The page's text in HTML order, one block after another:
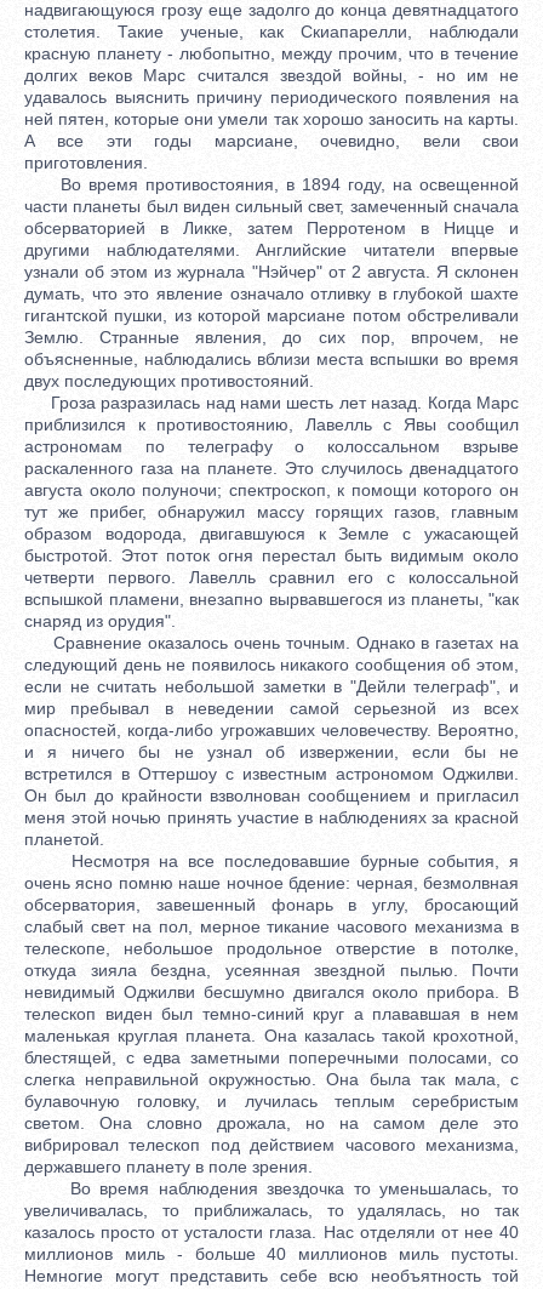
надвигающуюся грозу еще задолго до конца девятнадцатого
столетия. Такие ученые, как Скиапарелли, наблюдали
красную планету - любопытно, между прочим, что в течение
долгих веков Марс считался звездой войны, - но им не
удавалось выяснить причину периодического появления на
ней пятен, которые они умели так хорошо заносить на карты.
А все эти годы марсиане, очевидно, вели свои
приготовления.
Во время противостояния, в 1894 году, на освещенной
части планеты был виден сильный свет, замеченный сначала
обсерваторией в Ликке, затем Перротеном в Ницце и
другими наблюдателями. Английские читатели впервые
узнали об этом из журнала "Нэйчер" от 2 августа. Я склонен
думать, что это явление означало отливку в глубокой шахте
гигантской пушки, из которой марсиане потом обстреливали
Землю. Странные явления, до сих пор, впрочем, не
объясненные, наблюдались вблизи места вспышки во время
двух последующих противостояний.
Гроза разразилась над нами шесть лет назад. Когда Марс
приблизился к противостоянию, Лавелль с Явы сообщил
астрономам по телеграфу о колоссальном взрыве
раскаленного газа на планете. Это случилось двенадцатого
августа около полуночи; спектроскоп, к помощи которого он
тут же прибег, обнаружил массу горящих газов, главным
образом водорода, двигавшуюся к Земле с ужасающей
быстротой. Этот поток огня перестал быть видимым около
четверти первого. Лавелль сравнил его с колоссальной
вспышкой пламени, внезапно вырвавшегося из планеты, "как
снаряд из орудия".
Сравнение оказалось очень точным. Однако в газетах на
следующий день не появилось никакого сообщения об этом,
если не считать небольшой заметки в "Дейли телеграф", и
мир пребывал в неведении самой серьезной из всех
опасностей, когда-либо угрожавших человечеству. Вероятно,
и я ничего бы не узнал об извержении, если бы не
встретился в Оттершоу с известным астрономом Оджилви.
Он был до крайности взволнован сообщением и пригласил
меня этой ночью принять участие в наблюдениях за красной
планетой.
Несмотря на все последовавшие бурные события, я
очень ясно помню наше ночное бдение: черная, безмолвная
обсерватория, завешенный фонарь в углу, бросающий
слабый свет на пол, мерное тикание часового механизма в
телескопе, небольшое продольное отверстие в потолке,
откуда зияла бездна, усеянная звездной пылью. Почти
невидимый Оджилви бесшумно двигался около прибора. В
телескоп виден был темно-синий круг а плававшая в нем
маленькая круглая планета. Она казалась такой крохотной,
блестящей, с едва заметными поперечными полосами, со
слегка неправильной окружностью. Она была так мала, с
булавочную головку, и лучилась теплым серебристым
светом. Она словно дрожала, но на самом деле это
вибрировал телескоп под действием часового механизма,
державшего планету в поле зрения.
Во время наблюдения звездочка то уменьшалась, то
увеличивалась, то приближалась, то удалялась, но так
казалось просто от усталости глаза. Нас отделяли от нее 40
миллионов миль - больше 40 миллионов миль пустоты.
Немногие могут представить себе всю необъятность той